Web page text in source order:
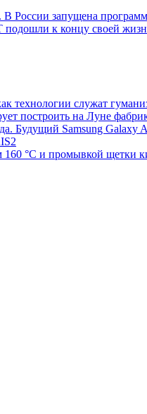
России запущена
к концу своей
технологии служат
построить на Луне
Будущий Samsung Galaxy
°C и промывкой щетки